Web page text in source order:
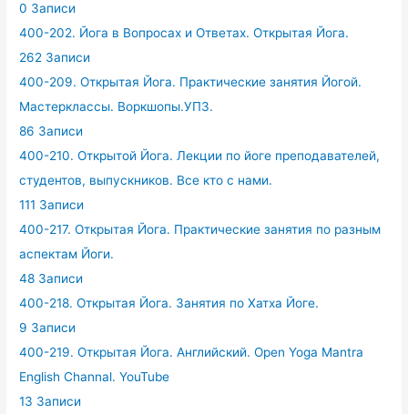
0 Записи
400-202. Йога в Вопросах и Ответах. Открытая Йога.
262 Записи
400-209. Открытая Йога. Практические занятия Йогой.
Мастерклассы. Воркшопы.УПЗ.
86 Записи
400-210. Открытой Йога. Лекции по йоге преподавателей,
студентов, выпускников. Все кто с нами.
111 Записи
400-217. Открытая Йога. Практические занятия по разным
аспектам Йоги.
48 Записи
400-218. Открытая Йога. Занятия по Хатха Йоге.
9 Записи
400-219. Открытая Йога. Английский. Open Yoga Mantra
English Channal. YouTube
13 Записи